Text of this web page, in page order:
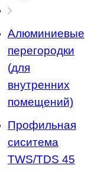
Алюминиевые
перегородки
(для
внутренних
помещений)
Профильная
сиситема
TWS/TDS 45